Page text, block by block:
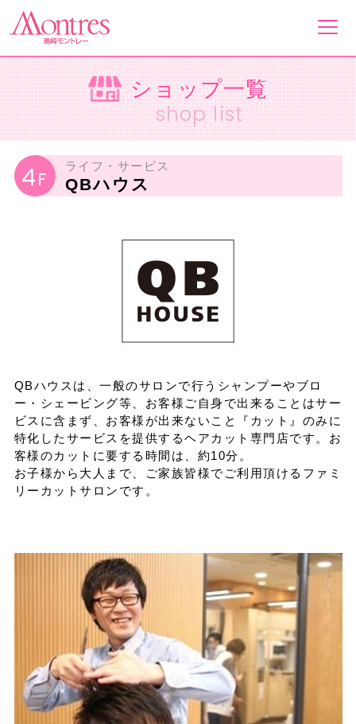
フロアガイド
ショップ一覧
イベント&ニュース
営業案内・アクセス
イベントスケジュール
よくある質問
Select Language ▼
会社情報 個人情報保護方針
ショップ一覧
shop list
4F
ライフ・サービス
QBハウス
QBハウスは、一般のサロンで行うシャンプーやブロ
ー・シェービング等、お客様ご自身で出来ることはサー
ビスに含まず、お客様が出来ないこと『カット』のみに
特化したサービスを提供するヘアカット専門店です。お
客様のカットに要する時間は、約10分。
お子様から大人まで、ご家族皆様でご利用頂けるファミ
リーカットサロンです。